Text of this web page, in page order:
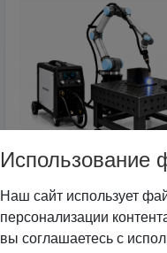
Сварочные
Использование
Наш сайт использует
персонализации
вы соглашаетесь с